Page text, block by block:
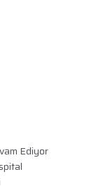
Ediyor